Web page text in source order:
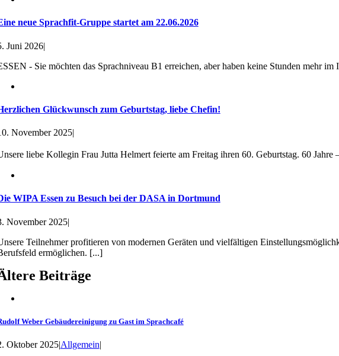
neue Sprachfit-Gruppe startet am 22.06.2026
Juni 2026|
- Sie möchten das Sprachniveau B1 erreichen, aber haben keine Stunden mehr
Glückwunsch zum Geburtstag, liebe Chefin!
November 2025|
liebe Kollegin Frau Jutta Helmert feierte am Freitag ihren 60. Geburtstag. 60
WIPA Essen zu Besuch bei der DASA in Dortmund
November 2025|
Teilnehmer profitieren von modernen Geräten und vielfältigen
ermöglichen. [...]
Beiträge
Weber Gebäudereinigung zu Gast im Sprachcafé
Oktober 2025|Allgemein|